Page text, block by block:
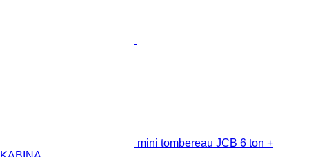
mini tombereau JCB 6 ton +